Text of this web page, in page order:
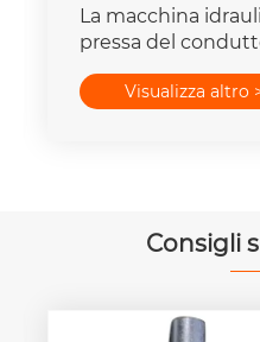
La macchina
pressa del
mette la capacità
400mm2 degli
Visualizza altro
Consigli